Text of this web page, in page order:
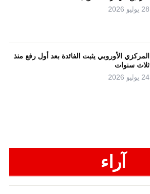
28 يوليو 2026
المركزي الأوروبي يثبت الفائدة بعد أول رفع منذ
ثلاث سنوات
24 يوليو 2026
آراء